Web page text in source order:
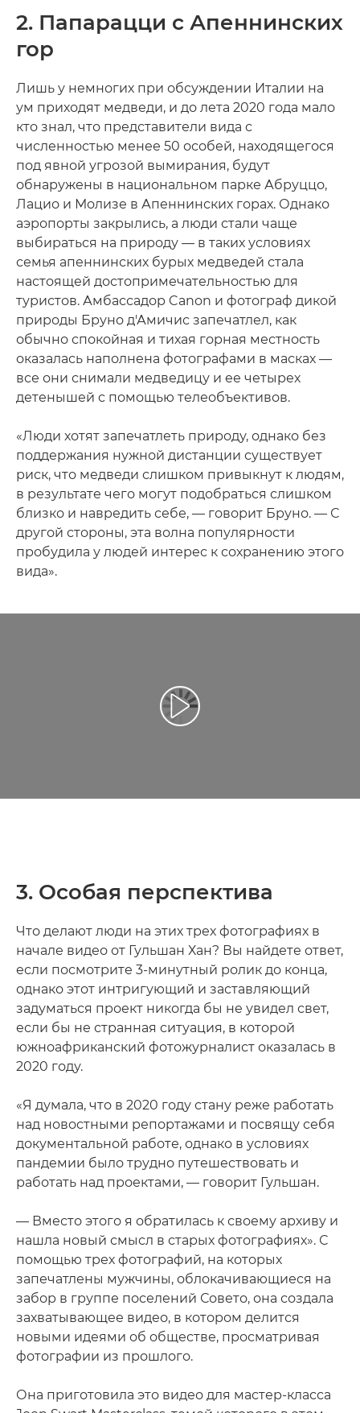
2. Папарацци с Апеннинских
гор
Лишь у немногих при обсуждении Италии на
ум приходят медведи, и до лета 2020 года мало
кто знал, что представители вида с
численностью менее 50 особей, находящегося
под явной угрозой вымирания, будут
обнаружены в национальном парке Абруццо,
Лацио и Молизе в Апеннинских горах. Однако
аэропорты закрылись, а люди стали чаще
выбираться на природу — в таких условиях
семья апеннинских бурых медведей стала
настоящей достопримечательностью для
туристов. Амбассадор Canon и фотограф дикой
природы Бруно д'Амичис запечатлел, как
обычно спокойная и тихая горная местность
оказалась наполнена фотографами в масках —
все они снимали медведицу и ее четырех
детенышей с помощью телеобъективов.
«Люди хотят запечатлеть природу, однако без
поддержания нужной дистанции существует
риск, что медведи слишком привыкнут к людям,
в результате чего могут подобраться слишком
близко и навредить себе, — говорит Бруно. — С
другой стороны, эта волна популярности
пробудила у людей интерес к сохранению этого
вида».
Воспроизведение видео
3. Особая перспектива
Что делают люди на этих трех фотографиях в
начале видео от Гульшан Хан? Вы найдете ответ,
если посмотрите 3-минутный ролик до конца,
однако этот интригующий и заставляющий
задуматься проект никогда бы не увидел свет,
если бы не странная ситуация, в которой
южноафриканский фотожурналист оказалась в
2020 году.
«Я думала, что в 2020 году стану реже работать
над новостными репортажами и посвящу себя
документальной работе, однако в условиях
пандемии было трудно путешествовать и
работать над проектами, — говорит Гульшан.
— Вместо этого я обратилась к своему архиву и
нашла новый смысл в старых фотографиях». С
помощью трех фотографий, на которых
запечатлены мужчины, облокачивающиеся на
забор в группе поселений Совето, она создала
захватывающее видео, в котором делится
новыми идеями об обществе, просматривая
фотографии из прошлого.
Она приготовила это видео для мастер-класса